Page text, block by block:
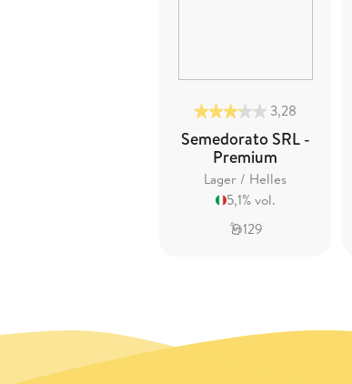
3,28
Semedorato SRL -
Premium
Lager / Helles
5,1% vol.
129